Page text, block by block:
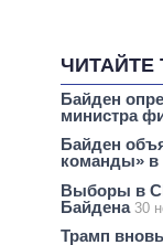
ЧИТАЙТЕ
Байден
министра
Байден
команды»
Выборы в
Байдена 30
Трамп